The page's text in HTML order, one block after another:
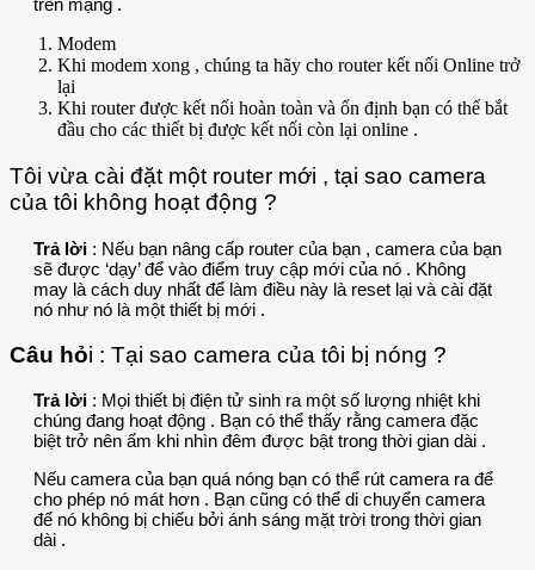
trên mạng .
Modem
Khi modem xong , chúng ta hãy cho router kết nối Online trở
lại
Khi router được kết nối hoàn toàn và ổn định bạn có thể bắt
đầu cho các thiết bị được kết nối còn lại online .
Tôi vừa cài đặt một router mới , tại sao camera
của tôi không hoạt động ?
Trả lời : Nếu bạn nâng cấp router của bạn , camera của bạn
sẽ được ‘dạy’ để vào điểm truy cập mới của nó . Không
may là cách duy nhất để làm điều này là reset lại và cài đặt
nó như nó là một thiết bị mới .
Câu hỏi : Tại sao camera của tôi bị nóng ?
Trả lời : Mọi thiết bị điện tử sinh ra một số lượng nhiệt khi
chúng đang hoạt động . Bạn có thể thấy rằng camera đặc
biệt trở nên ấm khi nhìn đêm được bật trong thời gian dài .
Nếu camera của bạn quá nóng bạn có thể rút camera ra để
cho phép nó mát hơn . Bạn cũng có thể di chuyển camera
để nó không bị chiếu bởi ánh sáng mặt trời trong thời gian
dài .